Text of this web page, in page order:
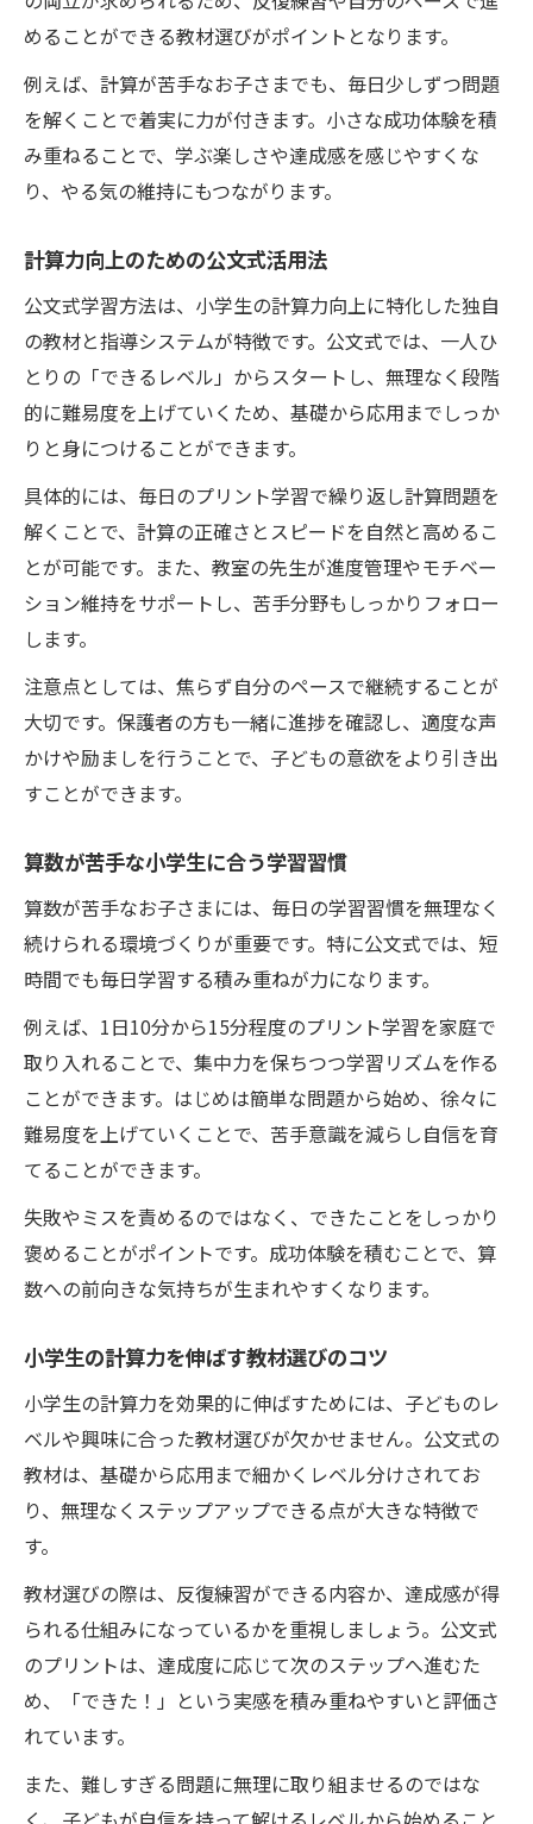
家庭でも取り入れやすい計算力強化の工夫とは
家庭学習で小学生の計算力を伸ばす方法
公文式を活用した家庭での計算力トレーニ
ング
日常生活の中で計算力を育むポイント
小学生の計算力強化に役立つ自宅学習法
親子で取り組む計算力アップの工夫
継続できる環境が小学生の計算力を支えるワケ
小学生の計算力を継続的に育てる環境作り
計算力向上に欠かせない継続の工夫とは
公文式学習で続けやすい仕組みを作る方法
小学生が計算力を伸ばせる習慣づくりのヒ
ント
継続が小学生の計算力に与える影響
公文式活用で計算ミスを減らす実践ポイント
計算ミスを減らす小学生向け公文式の工夫
法
小学生の計算ミス克服へ公文式活用のヒン
ト
反復学習で計算力とミス防止を実現
めることができる教材選びがポイントとなります。
例えば、計算が苦手なお子さまでも、毎日少しずつ問題
を解くことで着実に力が付きます。小さな成功体験を積
み重ねることで、学ぶ楽しさや達成感を感じやすくな
り、やる気の維持にもつながります。
計算力向上のための公文式活用法
公文式学習方法は、小学生の計算力向上に特化した独自
の教材と指導システムが特徴です。公文式では、一人ひ
とりの「できるレベル」からスタートし、無理なく段階
的に難易度を上げていくため、基礎から応用までしっか
りと身につけることができます。
具体的には、毎日のプリント学習で繰り返し計算問題を
解くことで、計算の正確さとスピードを自然と高めるこ
とが可能です。また、教室の先生が進度管理やモチベー
ション維持をサポートし、苦手分野もしっかりフォロー
します。
注意点としては、焦らず自分のペースで継続することが
大切です。保護者の方も一緒に進捗を確認し、適度な声
かけや励ましを行うことで、子どもの意欲をより引き出
すことができます。
算数が苦手な小学生に合う学習習慣
算数が苦手なお子さまには、毎日の学習習慣を無理なく
続けられる環境づくりが重要です。特に公文式では、短
時間でも毎日学習する積み重ねが力になります。
例えば、1日10分から15分程度のプリント学習を家庭で
取り入れることで、集中力を保ちつつ学習リズムを作る
ことができます。はじめは簡単な問題から始め、徐々に
難易度を上げていくことで、苦手意識を減らし自信を育
てることができます。
失敗やミスを責めるのではなく、できたことをしっかり
褒めることがポイントです。成功体験を積むことで、算
数への前向きな気持ちが生まれやすくなります。
小学生の計算力を伸ばす教材選びのコツ
小学生の計算力を効果的に伸ばすためには、子どものレ
ベルや興味に合った教材選びが欠かせません。公文式の
教材は、基礎から応用まで細かくレベル分けされてお
り、無理なくステップアップできる点が大きな特徴で
す。
教材選びの際は、反復練習ができる内容か、達成感が得
られる仕組みになっているかを重視しましょう。公文式
のプリントは、達成度に応じて次のステップへ進むた
め、「できた！」という実感を積み重ねやすいと評価さ
れています。
また、難しすぎる問題に無理に取り組ませるのではな